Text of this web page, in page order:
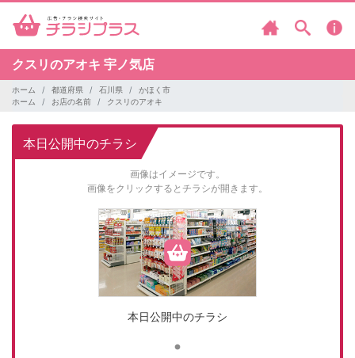
クスリのアオキ 宇ノ気店
ホーム 都道府県 石川県
かほく市
ホーム
お店の名前 クスリのアオキ
本日公開中のチラシ
画像はイメージです。
画像をクリックするとチラシが開きます。
本日公開中のチラシ